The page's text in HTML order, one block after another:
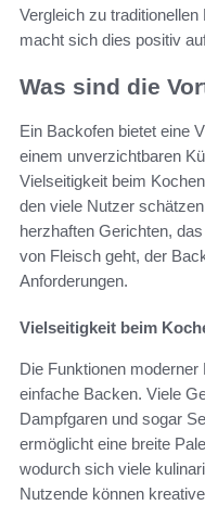
Vergleich zu
macht sich dies positiv
Was sind die
Ein Backofen bietet eine
einem unverzichtbaren
Vielseitigkeit beim
den viele Nutzer
herzhaften Gerichten,
von Fleisch geht, der
Anforderungen.
Vielseitigkeit beim
Die Funktionen
einfache Backen. Viele
Dampfgaren und sogar
ermöglicht eine breite
wodurch sich viele
Nutzende können